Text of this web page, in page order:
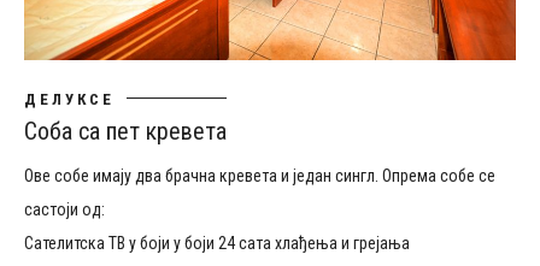
ДЕЛУКСЕ
Соба са пет кревета
Ове собе имају два брачна кревета и један сингл. Опрема собе се
састоји од:
Сателитска ТВ у боји у боји 24 сата хлађења и грејања